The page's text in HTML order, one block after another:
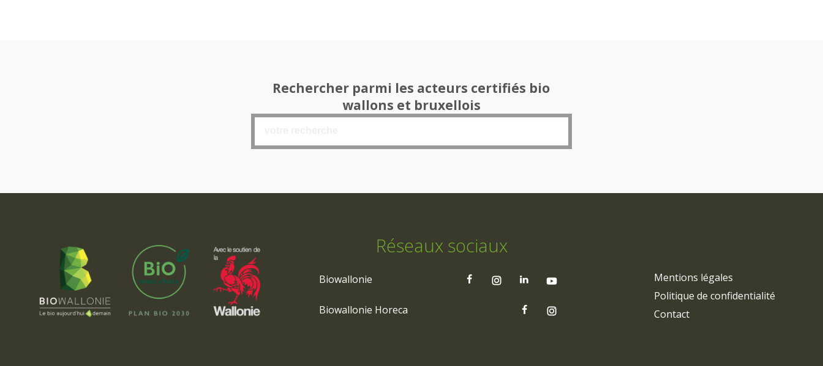
Rechercher parmi les acteurs certifiés bio
wallons et bruxellois
Réseaux sociaux
Biowallonie
Biowallonie Horeca
Mentions légales
Politique de confidentialité
Contact